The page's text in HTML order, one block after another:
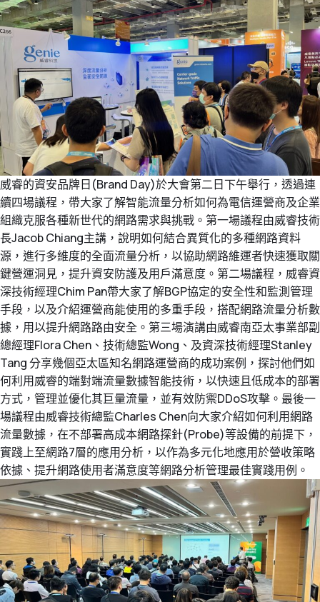
威睿的資安品牌日(Brand Day)於大會第二日下午舉行，透過連
續四場議程，帶大家了解智能流量分析如何為電信運營商及企業
組織克服各種新世代的網路需求與挑戰。第一場議程由威睿技術
長Jacob Chiang主講，說明如何結合異質化的多種網路資料
源，進行多維度的全面流量分析，以協助網路維運者快速獲取關
鍵營運洞見，提升資安防護及用戶滿意度。第二場議程，威睿資
深技術經理Chim Pan帶大家了解BGP協定的安全性和監測管理
手段，以及介紹運營商能使用的多重手段，搭配網路流量分析數
據，用以提升網路路由安全。第三場演講由威睿南亞太事業部副
總經理Flora Chen、技術總監Wong、及資深技術經理Stanley
Tang 分享幾個亞太區知名網路運營商的成功案例，探討他們如
何利用威睿的端對端流量數據智能技術，以快速且低成本的部署
方式，管理並優化其巨量流量，並有效防禦DDoS攻擊。最後一
場議程由威睿技術總監Charles Chen向大家介紹如何利用網路
流量數據，在不部署高成本網路探針(Probe)等設備的前提下，
實踐上至網路7層的應用分析，以作為多元化地應用於營收策略
依據、提升網路使用者滿意度等網路分析管理最佳實踐用例。